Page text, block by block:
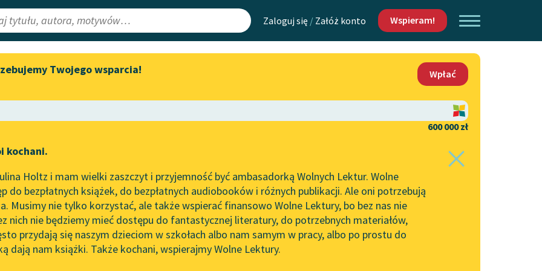
Zaloguj się / Załóż konto Wspieram!
Lektury
redakcyjne
Aktualności
Zapraszamy na spotkanie
literatury skandynawskiej
Wolne Lektury na 32.
Pol’and’Rock Festivalu
„Kochanek Lady Chatterley”
do słuchania na Wolnych
Lekturach
Nowy audiobook – „Marzenie
Mapa Wolnych Lektur
Leśmianator
API
OAI-PMH
Widget Wolnych Lektur
Kontakt
O projekcie
Zasady wykorzystania
Wolnych Lektur
Logotypy
Materiały promocyjne
Twojego wsparcia!
Wpłać
600 000 zł
kochani.
Holtz i mam wielki zaszczyt i przyjemność być ambasadorką Wolnych Lektur. Wolne
do bezpłatnych książek, do bezpłatnych audiobooków i różnych publikacji. Ale oni potrzebują
Musimy nie tylko korzystać, ale także wspierać finansowo Wolne Lektury, bo bez nas nie
nich nie będziemy mieć dostępu do fantastycznej literatury, do potrzebnych materiałów,
przydają się naszym dzieciom w szkołach albo nam samym w pracy, albo po prostu do
dają nam książki. Także kochani, wspierajmy Wolne Lektury.
Aforyzm✖